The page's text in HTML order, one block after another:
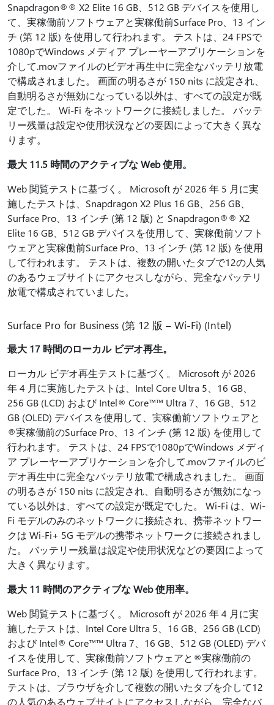
Snapdragon®® X2 Elite 16 GB、512 GB デバイスを使用し
て、実稼働前ソフトウェアと実稼働前Surface Pro、13 イン
チ (第 12 版) を使用して行われます。 テストは、24 FPSで
1080pでWindows メディア プレーヤーアプリケーションを
介して.movファイルのビデオ再生中に完全なバッテリ放電
で構成されました。 画面の明るさが 150 nits に設定され、
自動明るさが無効になっている以外は、すべての設定が既
定でした。 Wi-Fi をネットワークに接続しました。 バッテ
リー残量は設定や使用状況などの要因によって大きく異な
ります。
最大 11.5 時間のアクティブな Web 使用。
Web 閲覧テストに基づく。 Microsoft が 2026 年 5 月に実
施したテストは、Snapdragon X2 Plus 16 GB、256 GB、
Surface Pro、13 インチ (第 12 版) と Snapdragon®® X2
Elite 16 GB、512 GB デバイスを使用して、実稼働前ソフト
ウェアと実稼働前Surface Pro、13 インチ (第 12 版) を使用
して行われます。 テストは、複数の開いたタブで12の人気
のあるウェブサイトにアクセスしながら、完全なバッテリ
放電で構成されていました。
Surface Pro for Business (第 12 版 – Wi-Fi) (Intel)
最大 17 時間のローカル ビデオ再生。
ローカル ビデオ再生テストに基づく。 Microsoft が 2026
年 4 月に実施したテストは、Intel Core Ultra 5、16 GB、
256 GB (LCD) および Intel® Core™™ Ultra 7、16 GB、512
GB (OLED) デバイスを使用して、実稼働前ソフトウェアと
®実稼働前のSurface Pro、13 インチ (第 12 版) を使用して
行われます。 テストは、24 FPSで1080pでWindows メディ
ア プレーヤーアプリケーションを介して.movファイルのビ
デオ再生中に完全なバッテリ放電で構成されました。 画面
の明るさが 150 nits に設定され、自動明るさが無効になっ
ている以外は、すべての設定が既定でした。 Wi-Fi は、Wi-
Fi モデルのみのネットワークに接続され、携帯ネットワー
クは Wi-Fi+ 5G モデルの携帯ネットワークに接続されまし
た。 バッテリー残量は設定や使用状況などの要因によって
大きく異なります。
最大 11 時間のアクティブな Web 使用率。
Web 閲覧テストに基づく。 Microsoft が 2026 年 4 月に実
施したテストは、Intel Core Ultra 5、16 GB、256 GB (LCD)
および Intel® Core™™ Ultra 7、16 GB、512 GB (OLED) デバ
イスを使用して、実稼働前ソフトウェアと®実稼働前の
Surface Pro、13 インチ (第 12 版) を使用して行われます。
テストは、ブラウザを介して複数の開いたタブを介して12
の人気のあるウェブサイトにアクセスしながら、完全なバ